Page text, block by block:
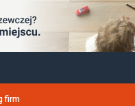
firm